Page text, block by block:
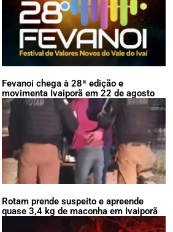
Fevanoi chega à 28ª edição e
movimenta Ivaiporã em 22 de agosto
Rotam prende suspeito e apreende
quase 3,4 kg de maconha em Ivaiporã